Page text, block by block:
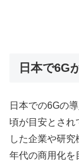
日本で6G
日本での6Gの
頃が目安とされ
した企業や研
年代の商用化を